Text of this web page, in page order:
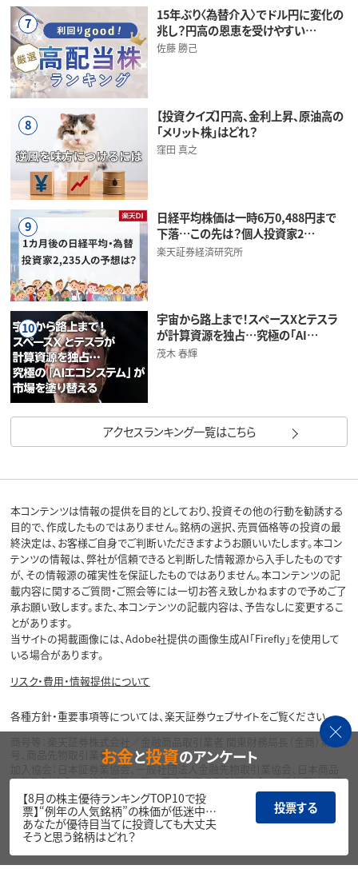
7
15年ぶり〈為替介入〉でドル円に変化の
兆し？円高の恩恵を受けやすい…
佐藤 勝己
8
【投資クイズ】円高、金利上昇、原油高の
「メリット株」はどれ？
窪田 真之
9
日経平均株価は一時6万0,488円まで
下落…この先は？個人投資家2…
楽天証券経済研究所
10
宇宙から路上まで！スペースXとテスラ
が計算資源を独占…究極の「AI…
茂木 春輝
アクセスランキング一覧はこちら
本コンテンツは情報の提供を目的としており、投資その他の行動を勧誘する
目的で、作成したものではありません。銘柄の選択、売買価格等の投資の最
終決定は、お客様ご自身でご判断いただきますようお願いいたします。本コン
テンツの情報は、弊社が信頼できると判断した情報源から入手したものです
が、その情報源の確実性を保証したものではありません。本コンテンツの記
載内容に関するご質問・ご照会等には一切お答え致しかねますので予めご了
承お願い致します。また、本コンテンツの記載内容は、予告なしに変更するこ
とがあります。
当サイトの掲載画像には、Adobe社提供の画像生成AI「Firefly」を使用して
いる場合があります。
リスク・費用・情報提供について
各種方針・重要事項等については、楽天証券ウェブサイトをご覧ください。
商号等：楽天証券株式会社／金融商品取引業者 関東財務局長（金商）第195
号、商品先物取引業者
加入協会：日本証券業協会、一般社団法人金融先物取引業協会、日本商品
先物取引協会、一般社団法人第二種金融商品取引業協会、一般社団法人資
産運用業協会
Copyright©
1999-2026 Rakuten Securities, Inc. All
お金と投資のアンケート
【8月の株主優待ランキングTOP10で投
票】“例年の人気銘柄”の株価が低迷中…
あなたが優待目当てに投資しても大丈夫
そうと思う銘柄はどれ？
投票する